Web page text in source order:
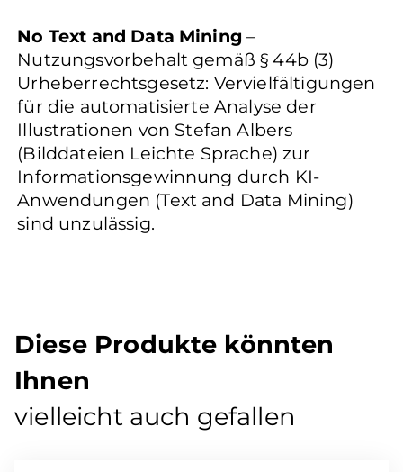
No Text and Data Mining –
Nutzungsvorbehalt gemäß § 44b (3)
Urheberrechtsgesetz: Vervielfältigungen
für die automatisierte Analyse der
Illustrationen von Stefan Albers
(Bilddateien Leichte Sprache) zur
Informationsgewinnung durch KI-
Anwendungen (Text and Data Mining)
sind unzulässig.
Diese Produkte könnten
Ihnen
vielleicht auch gefallen